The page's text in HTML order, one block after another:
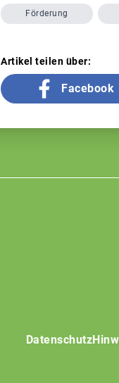
Förderung
Artikel teilen über:
Facebook
Datenschutz